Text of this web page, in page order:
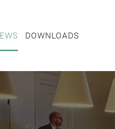
DOWNLOADS